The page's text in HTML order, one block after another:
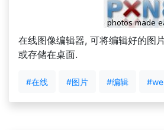
在线图像编辑器, 可将编辑好的图
或存储在桌面.
#在线 #图片 #编辑